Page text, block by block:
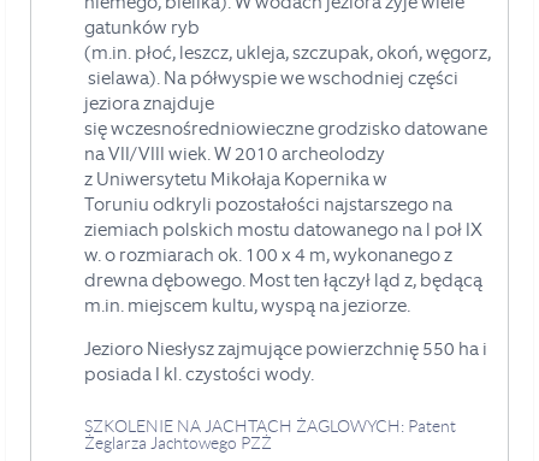
gatunków ryb
(m.in. płoć, leszcz, ukleja,szczupak,okoń,węgorz,
sielawa). Na półwyspie we wschodniej części
jeziora znajduje
sięwczesnośredniowiecznegrodziskodatowane
na VII/VIII wiek. W 2010 archeolodzy
z Uniwersytetu Mikołaja Kopernika w
Toruniu odkryli pozostałości najstarszego na
ziemiach polskich mostu datowanego na l poł IX
w. o rozmiarach ok. 100 x 4 m, wykonanego z
drewna dębowego. Most ten łączył ląd z, będącą
m.in. miejscem kultu, wyspą na jeziorze.
Jezioro Niesłyszzajmujące powierzchnię 550 ha i
posiada I kl. czystości wody.
SZKOLENIE NA JACHTACH ŻAGLOWYCH: Patent
Żeglarza Jachtowego PZŻ